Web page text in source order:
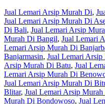
Jual Lemari Arsip Murah Di,
Jual Lemari Arsip Murah Di
Di Bali, Jual Lemari Arsip
Murah Di Bangil, Jual Lemari
Lemari Arsip Murah Di
Banjarmasin, Jual Lemari
Arsip Murah Di Batu, Jual
Lemari Arsip Murah Di
Jual Lemari Arsip Murah Di
Blitar, Jual Lemari Arsip
Murah Di Bondowoso, Jual